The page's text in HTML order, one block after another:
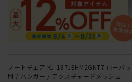
ノートチェア KJ-187JEHM2GNT7 ローバ
肘 / ハンガー / テクスチャードメッシュ